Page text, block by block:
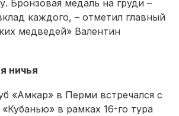
Бронзовая медаль на груди –
каждого, – отметил главный
медведей» Валентин
ничья
«Амкар» в Перми встречался с
в рамках 16-го тура